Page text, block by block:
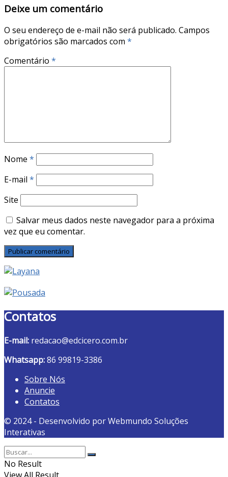
Deixe um comentário
O seu endereço de e-mail não será publicado. Campos
obrigatórios são marcados com *
Comentário *
Nome *
E-mail *
Site
Salvar meus dados neste navegador para a próxima
vez que eu comentar.
Contatos
E-mail: redacao@edcicero.com.br
Whatsapp:86 99819-3386
Sobre Nós
Anuncie
Contatos
© 2024 - Desenvolvido por Webmundo Soluções
Interativas
No Result